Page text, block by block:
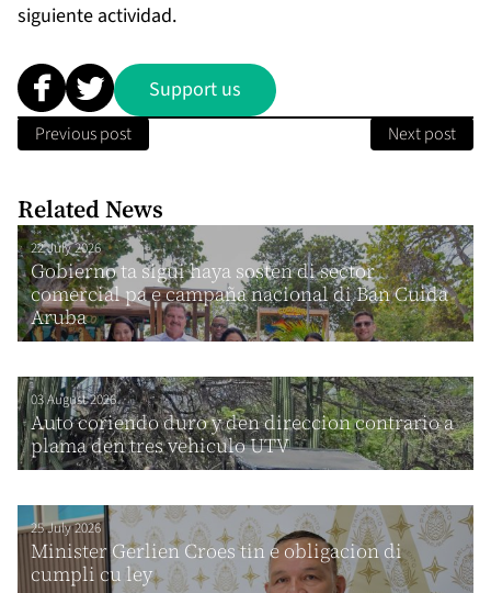
siguiente actividad.
Support us
Previous post Next post
Related News
22 July 2026
Gobierno ta sigui haya sosten di sector
comercial pa e campaña nacional di Ban Cuida
Aruba
03 August 2026
Auto coriendo duro y den direccion contrario a
plama den tres vehiculo UTV
25 July 2026
Minister Gerlien Croes tin e obligacion di
cumpli cu ley